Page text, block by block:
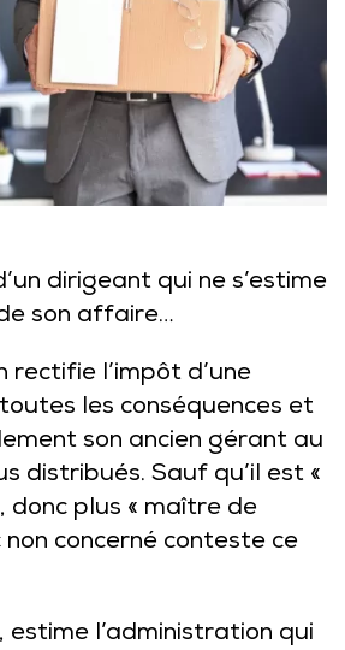
dirigeant qui ne s’estime
son affaire…
rectifie l’impôt d’une
les conséquences et
son ancien gérant au
distribués. Sauf qu’il est «
donc plus « maître de
non concerné conteste ce
estime l’administration qui